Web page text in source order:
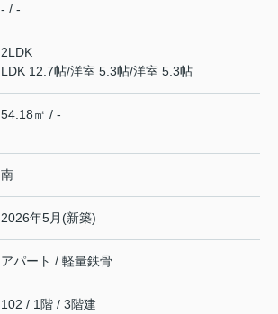
- / -
2LDK
LDK 12.7帖/洋室 5.3帖/洋室 5.3帖
54.18㎡ / -
南
2026年5月(新築)
アパート / 軽量鉄骨
102 / 1階 / 3階建